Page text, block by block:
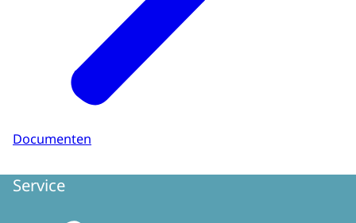
Documenten
Service